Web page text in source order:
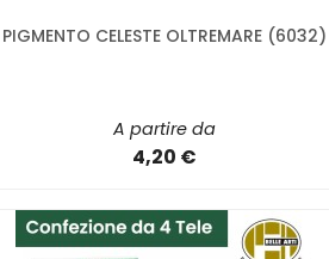
PIGMENTO CELESTE OLTREMARE (6032)
A partire da
4,20 €